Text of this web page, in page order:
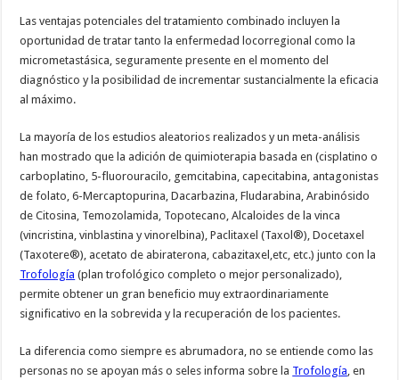
Las ventajas potenciales del tratamiento combinado incluyen la
oportunidad de tratar tanto la enfermedad locorregional como la
micrometastásica, seguramente presente en el momento del
diagnóstico y la posibilidad de incrementar sustancialmente la eficacia
al máximo.
La mayoría de los estudios aleatorios realizados y un meta-análisis
han mostrado que la adición de quimioterapia basada en (cisplatino o
carboplatino, 5-fluorouracilo, gemcitabina, capecitabina, antagonistas
de folato, 6-Mercaptopurina, Dacarbazina, Fludarabina, Arabinósido
de Citosina, Temozolamida, Topotecano, Alcaloides de la vinca
(vincristina, vinblastina y vinorelbina), Paclitaxel (Taxol®), Docetaxel
(Taxotere®), acetato de abiraterona, cabazitaxel,etc, etc.) junto con la
Trofología (plan trofológico completo o mejor personalizado),
permite obtener un gran beneficio muy extraordinariamente
significativo en la sobrevida y la recuperación de los pacientes.
La diferencia como siempre es abrumadora, no se entiende como las
personas no se apoyan más o seles informa sobre la Trofología, en